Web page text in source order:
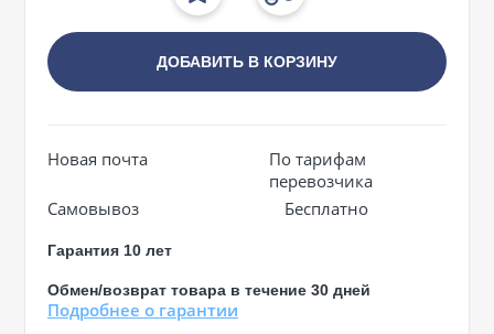
ДОБАВИТЬ В КОРЗИНУ
Новая почта
По тарифам
перевозчика
Самовывоз
Бесплатно
Гарантия 10 лет
Обмен/возврат товара в течение 30 дней
Подробнее о гарантии